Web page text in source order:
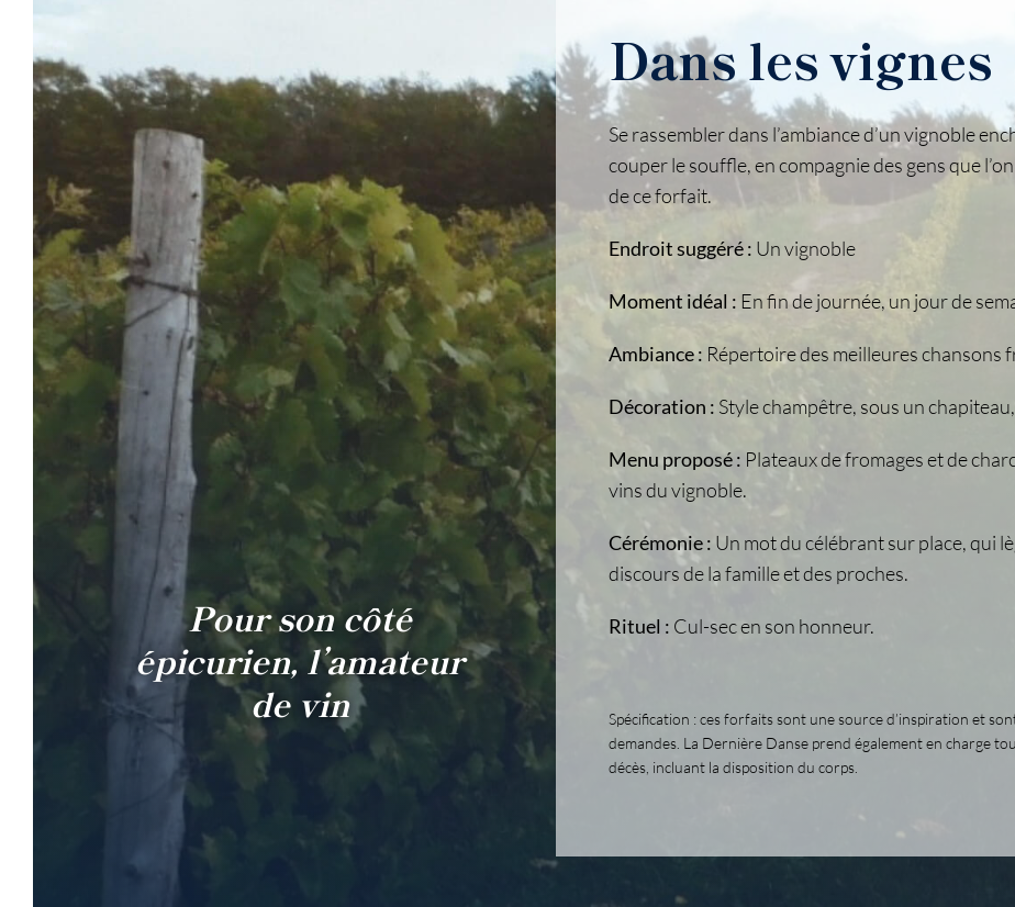
Pour son côté
épicurien, l’amateur
de vin
Dans les vignes
Se rassembler dans l’ambiance d’un vignoble
couper le souffle, en compagnie des gens que
de ce forfait.
Endroit suggéré : Un vignoble
Moment idéal : En fin de journée, un jour de
Ambiance : Répertoire des meilleures chansons
Décoration : Style champêtre, sous un
Menu proposé : Plateaux de fromages et de
vins du vignoble.
Cérémonie : Un mot du célébrant sur place, qui
discours de la famille et des proches.
Rituel : Cul-sec en son honneur.
Spécification : ces forfaits sont une source d’inspiration et
demandes. La Dernière Danse prend également en charge
décès, incluant la disposition du corps.